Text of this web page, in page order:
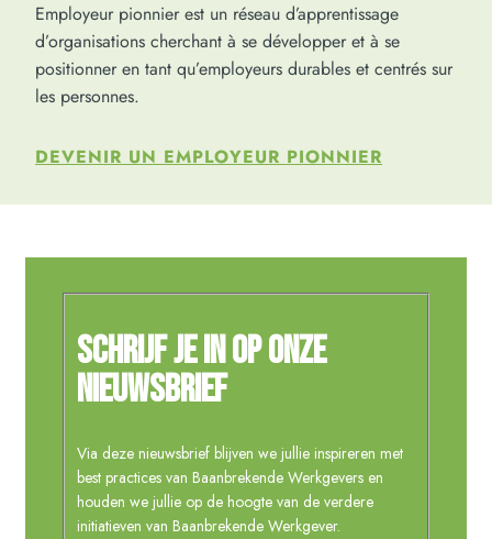
Employeur pionnier est un réseau d’apprentissage
d’organisations cherchant à se développer et à se
positionner en tant qu’employeurs durables et centrés sur
les personnes.
DEVENIR UN EMPLOYEUR PIONNIER